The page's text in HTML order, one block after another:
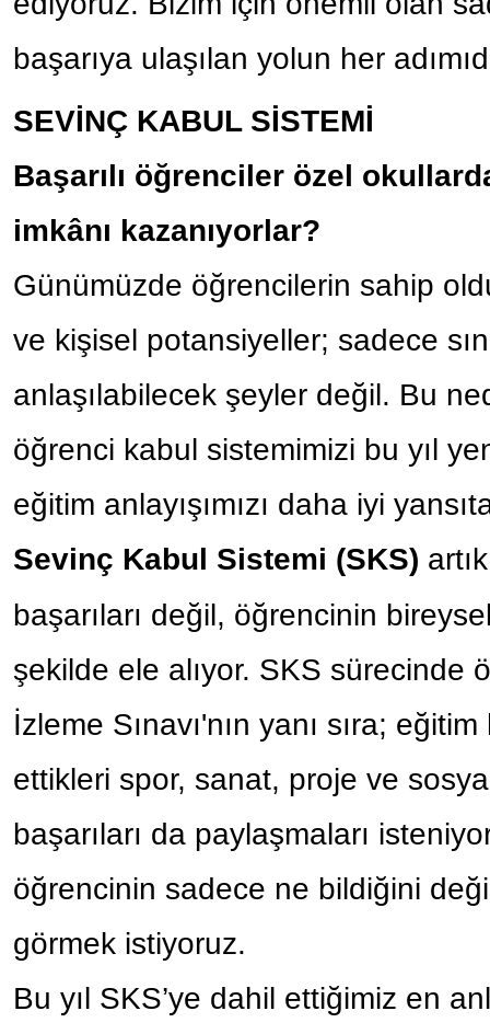
başarıya ulaşılan yolun her
SEVİNÇ KABUL SİSTEMİ
Başarılı öğrenciler özel
imkânı kazanıyorlar?
Günümüzde öğrencilerin sahip
ve kişisel potansiyeller; sadece
anlaşılabilecek şeyler değil. Bu
öğrenci kabul sistemimizi bu yıl
eğitim anlayışımızı daha iyi
Sevinç Kabul Sistemi (SKS)
başarıları değil, öğrencinin
şekilde ele alıyor. SKS sürecinde
İzleme Sınavı'nın yanı sıra;
ettikleri spor, sanat, proje ve
başarıları da paylaşmaları
öğrencinin sadece ne bildiğini
görmek istiyoruz.
Bu yıl SKS’ye dahil ettiğimiz en